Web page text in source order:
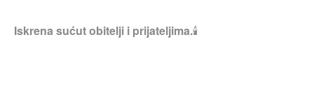
Iskrena sućut obitelji i prijateljima.🕯